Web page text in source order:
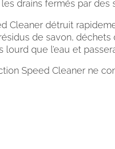
drains fermés par des
Cleaner détruit
de savon,
lourd que l’eau et
Speed Cleaner ne